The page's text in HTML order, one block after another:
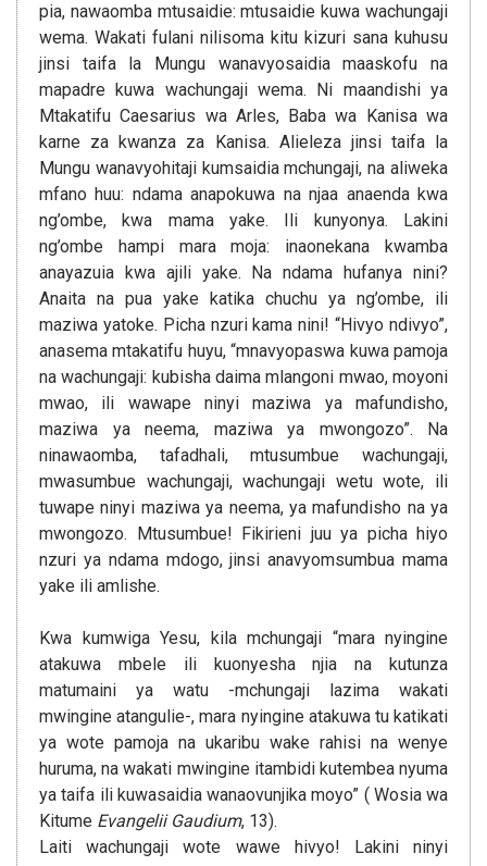
pia, nawaomba mtusaidie: mtusaidie kuwa wachungaji
wema. Wakati fulani nilisoma kitu kizuri sana kuhusu
jinsi taifa la Mungu wanavyosaidia maaskofu na
mapadre kuwa wachungaji wema. Ni maandishi ya
Mtakatifu Caesarius wa Arles, Baba wa Kanisa wa
karne za kwanza za Kanisa. Alieleza jinsi taifa la
Mungu wanavyohitaji kumsaidia mchungaji, na aliweka
mfano huu: ndama anapokuwa na njaa anaenda kwa
ng’ombe, kwa mama yake. Ili kunyonya. Lakini
ng’ombe hampi mara moja: inaonekana kwamba
anayazuia kwa ajili yake. Na ndama hufanya nini?
Anaita na pua yake katika chuchu ya ng’ombe, ili
maziwa yatoke. Picha nzuri kama nini! “Hivyo ndivyo”,
anasema mtakatifu huyu, “mnavyopaswa kuwa pamoja
na wachungaji: kubisha daima mlangoni mwao, moyoni
mwao, ili wawape ninyi maziwa ya mafundisho,
maziwa ya neema, maziwa ya mwongozo”. Na
ninawaomba, tafadhali, mtusumbue wachungaji,
mwasumbue wachungaji, wachungaji wetu wote, ili
tuwape ninyi maziwa ya neema, ya mafundisho na ya
mwongozo. Mtusumbue! Fikirieni juu ya picha hiyo
nzuri ya ndama mdogo, jinsi anavyomsumbua mama
yake ili amlishe.
Kwa kumwiga Yesu, kila mchungaji “mara nyingine
atakuwa mbele ili kuonyesha njia na kutunza
matumaini ya watu -mchungaji lazima wakati
mwingine atangulie-, mara nyingine atakuwa tu katikati
ya wote pamoja na ukaribu wake rahisi na wenye
huruma, na wakati mwingine itambidi kutembea nyuma
ya taifa ili kuwasaidia wanaovunjika moyo” ( Wosia wa
Kitume Evangelii Gaudium, 13).
Laiti wachungaji wote wawe hivyo! Lakini ninyi